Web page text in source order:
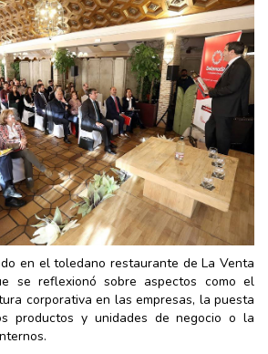
en el toledano restaurante de La Venta
se reflexionó sobre aspectos como el
corporativa en las empresas, la puesta
productos y unidades de negocio o la